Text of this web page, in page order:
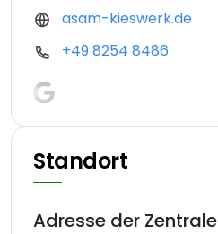
asam-kieswerk.de
+49 8254 8486
Standort
Adresse der Zentrale